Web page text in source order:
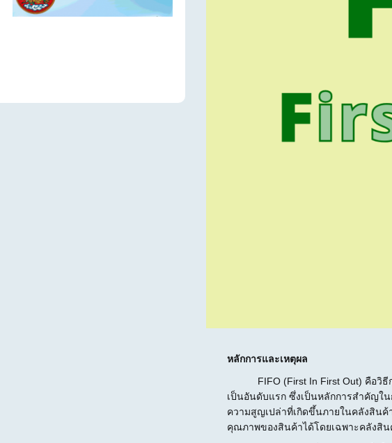
หลักการและเหตุผล
FIFO (First In First Out) คือวิธีกา
เป็นอันดับแรก ซึ่งเป็นหลักการสำคัญใ
ความสูญเปล่าที่เกิดขึ้นภายในคลังสินค้
คุณภาพของสินค้าได้โดยเฉพาะคลังสิน